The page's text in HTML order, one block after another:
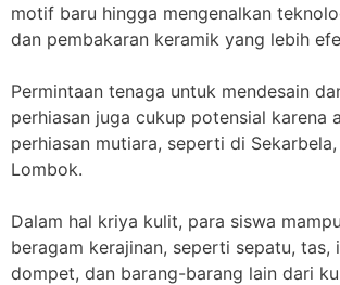
motif baru hingga mengenalkan
dan pembakaran keramik yang lebih
Permintaan tenaga untuk mendesain
perhiasan juga cukup potensial karena
perhiasan mutiara, seperti di
Lombok.
Dalam hal kriya kulit, para siswa
beragam kerajinan, seperti sepatu, tas,
dompet, dan barang-barang lain dari